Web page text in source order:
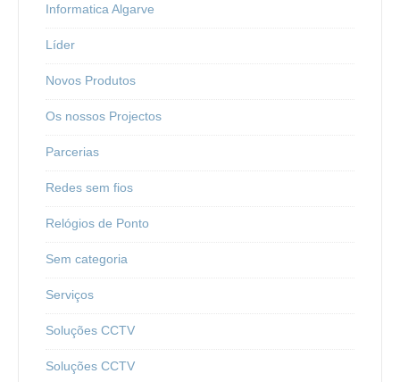
Informatica Algarve
Líder
Novos Produtos
Os nossos Projectos
Parcerias
Redes sem fios
Relógios de Ponto
Sem categoria
Serviços
Soluções CCTV
Soluções CCTV